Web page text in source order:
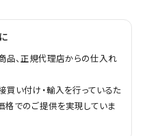
品、正規代理店からの仕入れ
買い付け・輸入を行っているた
格でのご提供を実現していま